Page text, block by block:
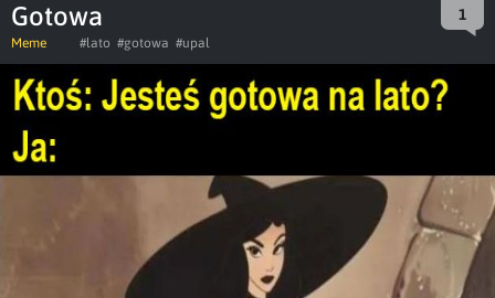
Gotowa 1
Meme #lato #gotowa #upal